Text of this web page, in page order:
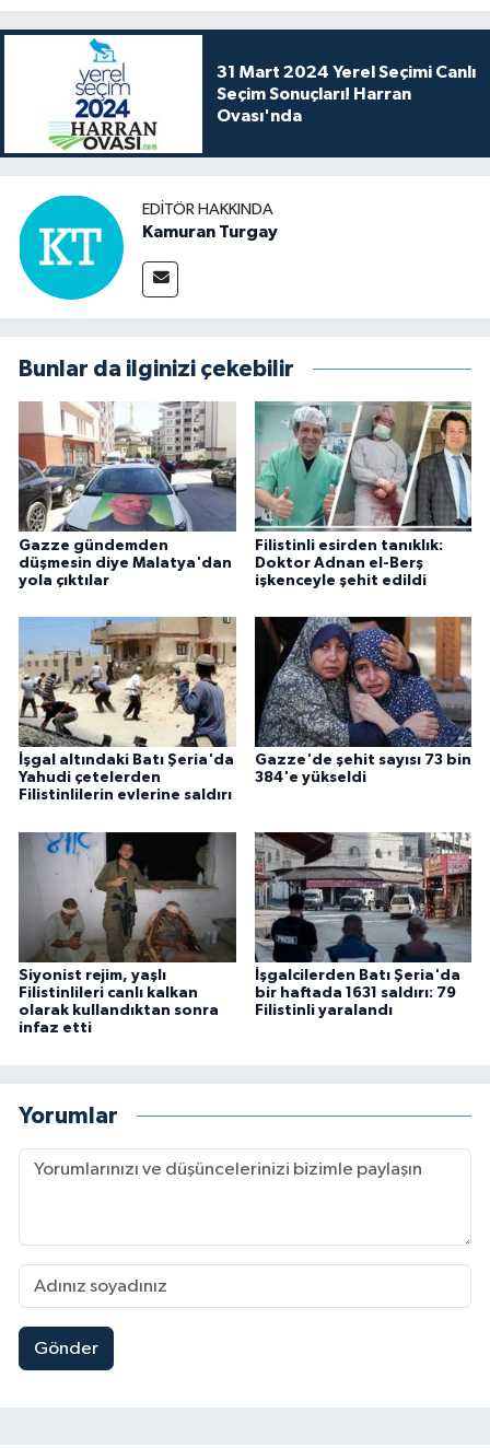
31 Mart 2024 Yerel Seçimi Canlı
Seçim Sonuçları! Harran
Ovası'nda
EDITÖR HAKKINDA
Kamuran Turgay
Bunlar da ilginizi çekebilir
Gazze gündemden
düşmesin diye Malatya'dan
yola çıktılar
Filistinli esirden tanıklık:
Doktor Adnan el-Berş
işkenceyle şehit edildi
İşgal altındaki Batı Şeria'da
Yahudi çetelerden
Filistinlilerin evlerine saldırı
Gazze'de şehit sayısı 73 bin
384'e yükseldi
Siyonist rejim, yaşlı
Filistinlileri canlı kalkan
olarak kullandıktan sonra
infaz etti
İşgalcilerden Batı Şeria'da
bir haftada 1631 saldırı: 79
Filistinli yaralandı
Yorumlar
Gönder